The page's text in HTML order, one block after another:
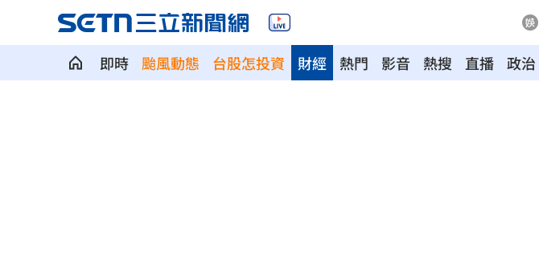
即時 颱風動態 台股怎投資 熱門 影音 熱搜 直播 政治
財經